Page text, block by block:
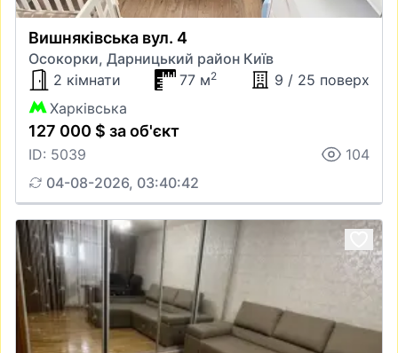
Вишняківська вул. 4
Осокорки, Дарницький район Київ
2 кімнати
77 м2
9 / 25 поверх
Харківська
127 000 $ за об'єкт
ID: 5039
104
04-08-2026, 03:40:42